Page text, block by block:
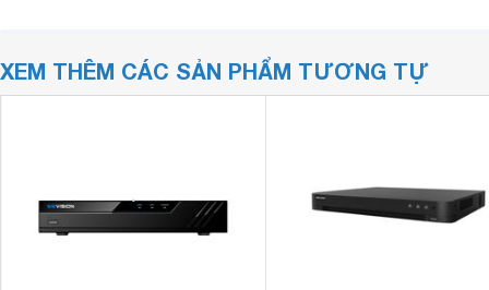
XEM THÊM CÁC SẢN PHẨM TƯƠNG TỰ